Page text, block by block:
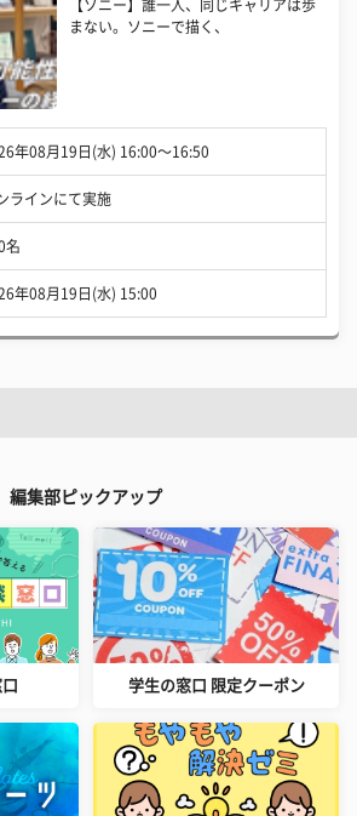
【ソニー】誰一人、同じキャリアは歩
まない。ソニーで描く、
年08月19日(水) 16:00〜16:50
ラインにて実施
名
年08月19日(水) 15:00
編集部ピックアップ
学生の窓口 限定クーポン